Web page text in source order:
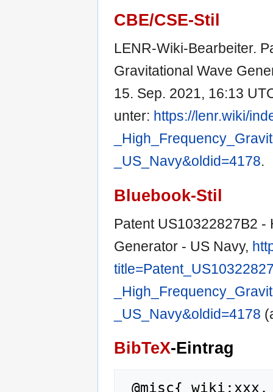
CBE/CSE-Stil
LENR-Wiki-Bearbeiter.
Gravitational Wave
15. Sep. 2021, 16:13
unter: https://lenr.wiki/
_US_Navy&oldid=4178.
Bluebook-Stil
Patent US10322827B2
Generator - US Navy,
_US_Navy&oldid=4178
BibTeX-Eintrag